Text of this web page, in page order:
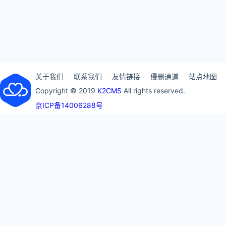
关于我们 联系我们 友情链接 侵删通道
站点地图
Copyright © 2019 K2CMS All rights reserved.
京ICP备14006288号